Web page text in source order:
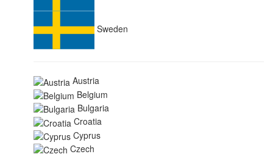
Sweden
Austria
Belgium
Bulgaria
Croatia
Cyprus
Czech